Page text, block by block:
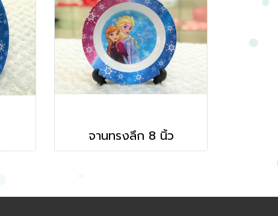
จานทรงลึก 8 นิ้ว